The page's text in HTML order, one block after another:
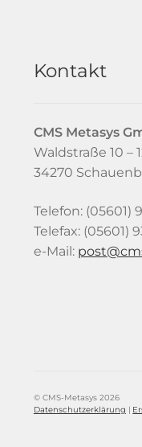
Kontakt
CMS Metasys
Waldstraße 10 –
34270
Telefon: (05601)
Telefax: (05601)
e-Mail:
-
tsop
© CMS-Metasys 2026
Datenschutzerklärung